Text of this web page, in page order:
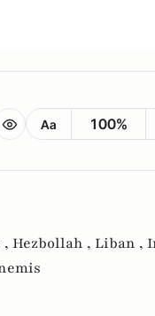
Aa 100%
, Hezbollah , Liban ,